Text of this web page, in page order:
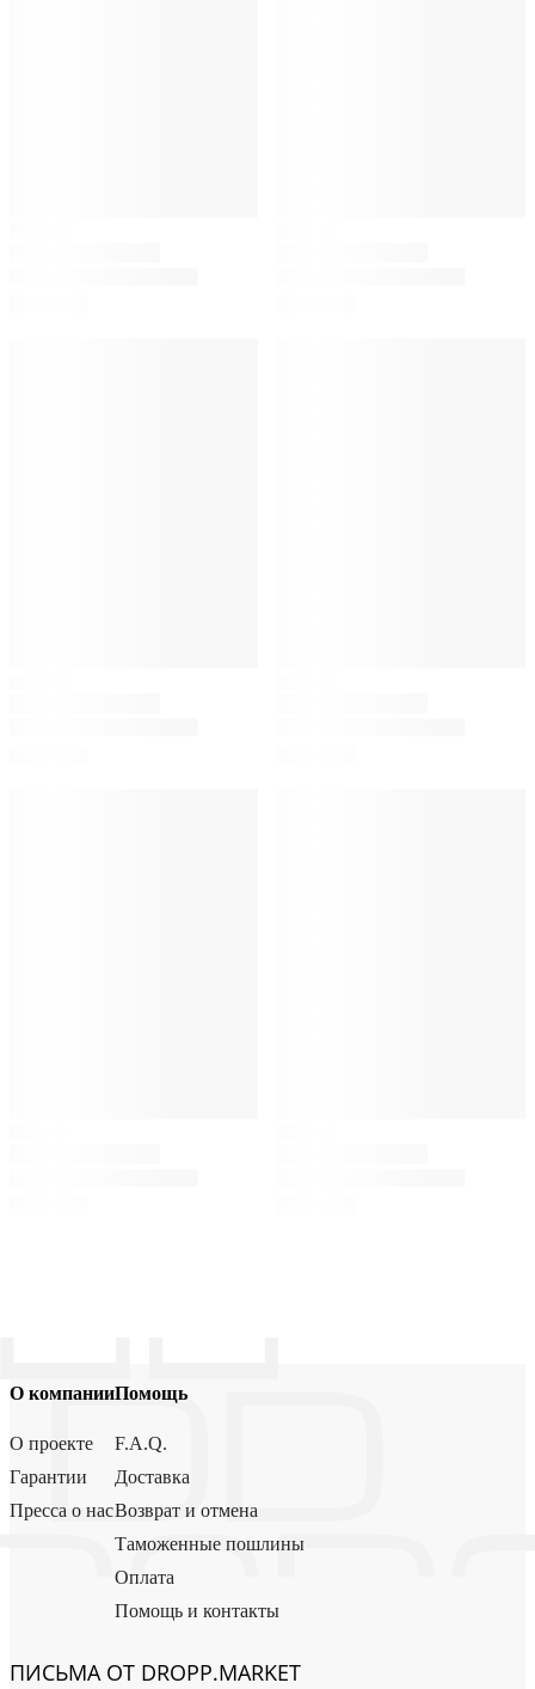
О компании
О проекте
Гарантии
Пресса о нас
Помощь
F.A.Q.
Доставка
Возврат и отмена
Таможенные пошлины
Оплата
Помощь и контакты
ПИСЬМА ОТ DROPP.MARKET